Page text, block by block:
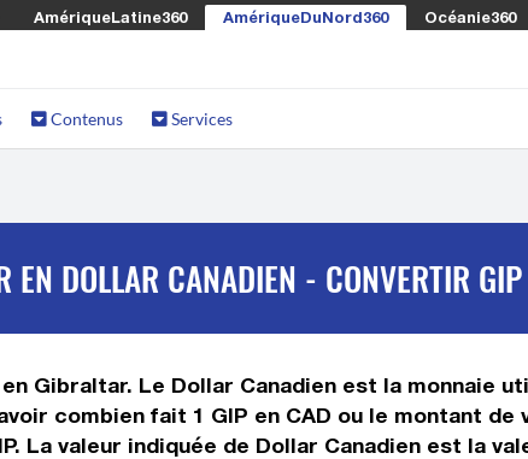
AmériqueLatine360 AmériqueDuNord360 Océanie360
Contenus Services
EN DOLLAR CANADIEN - CONVERTIR
Gibraltar. Le Dollar Canadien est la monnaie
combien fait 1 GIP en CAD ou le montant
La valeur indiquée de Dollar Canadien est la